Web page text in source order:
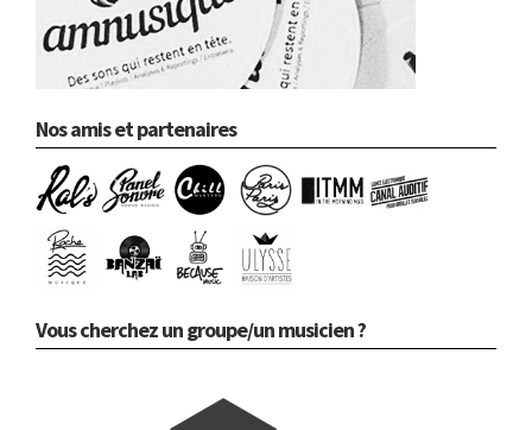
Nos amis et partenaires
Vous cherchez un groupe/un musicien ?